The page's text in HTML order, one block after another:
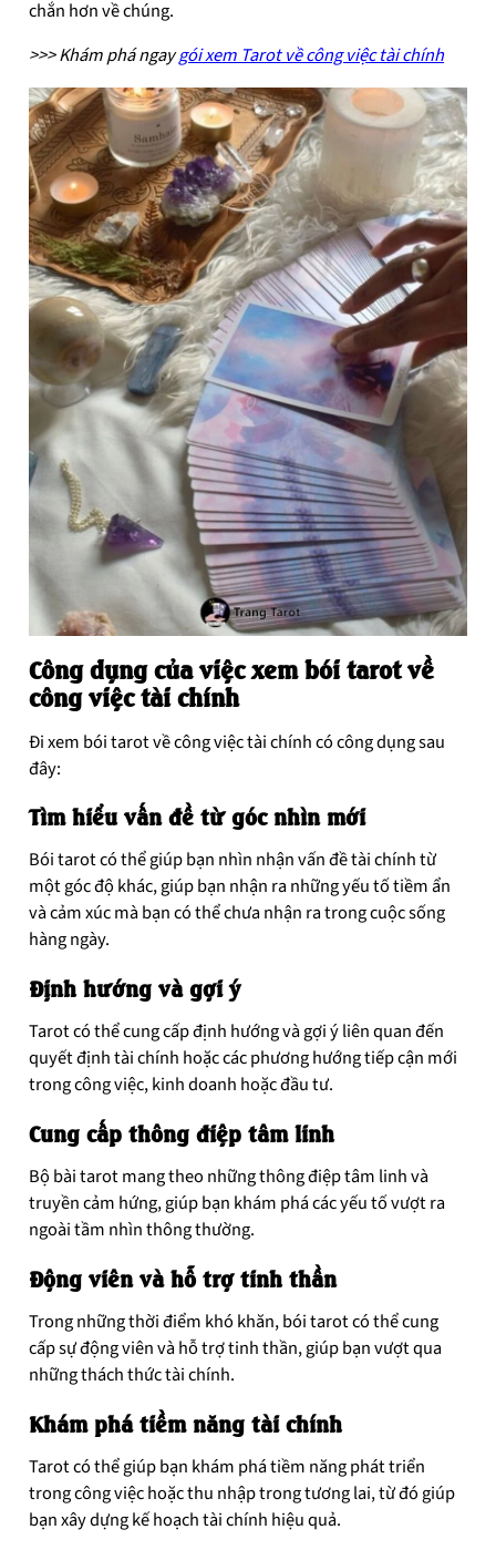
chắn hơn về chúng.
>>> Khám phá ngaygói xem Tarot về công việc tài chính
Công dụng của việc xem bói tarot về
công việc tài chính
Đi xem bói tarot về công việc tài chính có công dụng sau
đây:
Tìm hiểu vấn đề từ góc nhìn mới
Bói tarot có thể giúp bạn nhìn nhận vấn đề tài chính từ
một góc độ khác, giúp bạn nhận ra những yếu tố tiềm ẩn
và cảm xúc mà bạn có thể chưa nhận ra trong cuộc sống
hàng ngày.
Định hướng và gợi ý
Tarot có thể cung cấp định hướng và gợi ý liên quan đến
quyết định tài chính hoặc các phương hướng tiếp cận mới
trong công việc, kinh doanh hoặc đầu tư.
Cung cấp thông điệp tâm linh
Bộ bài tarot mang theo những thông điệp tâm linh và
truyền cảm hứng, giúp bạn khám phá các yếu tố vượt ra
ngoài tầm nhìn thông thường.
Động viên và hỗ trợ tinh thần
Trong những thời điểm khó khăn, bói tarot có thể cung
cấp sự động viên và hỗ trợ tinh thần, giúp bạn vượt qua
những thách thức tài chính.
Khám phá tiềm năng tài chính
Tarot có thể giúp bạn khám phá tiềm năng phát triển
trong công việc hoặc thu nhập trong tương lai, từ đó giúp
bạn xây dựng kế hoạch tài chính hiệu quả.